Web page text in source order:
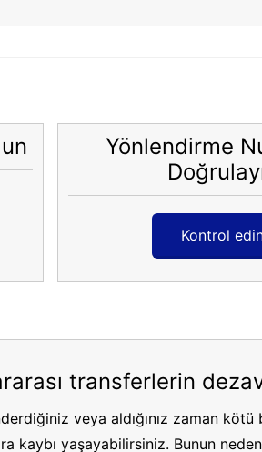
Yönlendirme
Kontrol
transferlerin
veya aldığınız zaman
kaybı yaşayabilirsiniz. Bunun